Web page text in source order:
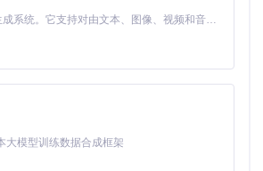
低了智能家居操作的学习成本。
况下提供关键环境信息。
MiniMax H3 是一个通用的全模态生成系统。它支持对由文本、图像、视频和音频组成的多模态上下文进行统一理解，并能生成分辨率高达 2K、时长可达 15 秒的带原生立体声音频的视频。得益于面向任务泛化的系统设计，H3 在预训练阶段就已具备广泛的多模态上下文理解与生成能力，能够出色地执行复杂的多模态指令。
大模型训练数据合成框架